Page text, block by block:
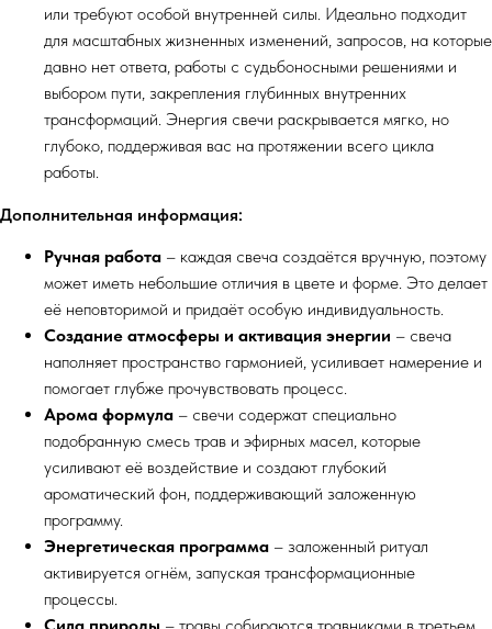
или требуют особой внутренней силы. Идеально подходит
для масштабных жизненных изменений, запросов, на которые
давно нет ответа, работы с судьбоносными решениями и
выбором пути, закрепления глубинных внутренних
трансформаций. Энергия свечи раскрывается мягко, но
глубоко, поддерживая вас на протяжении всего цикла
работы.
Дополнительная информация:
Ручная работа – каждая свеча создаётся вручную, поэтому
может иметь небольшие отличия в цвете и форме. Это делает
её неповторимой и придаёт особую индивидуальность.
Создание атмосферы и активация энергии – свеча
наполняет пространство гармонией, усиливает намерение и
помогает глубже прочувствовать процесс.
Арома формула – свечи содержат специально
подобранную смесь трав и эфирных масел, которые
усиливают её воздействие и создают глубокий
ароматический фон, поддерживающий заложенную
программу.
Энергетическая программа – заложенный ритуал
активируется огнём, запуская трансформационные
процессы.